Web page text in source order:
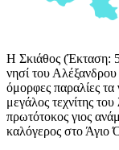
Η Σκιάθος (Έκταση:
νησί του Αλέξανδρου
όμορφες παραλίες τα
μεγάλος τεχνίτης
πρωτότοκος γιος
καλόγερος στο Άγιο